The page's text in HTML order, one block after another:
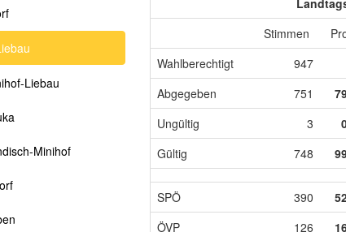
Liebau
Minihof
Stimmen
Wahlberechtigt
947
Abgegeben
751
Ungültig
3
Gültig
748
SPÖ 390
ÖVP
126